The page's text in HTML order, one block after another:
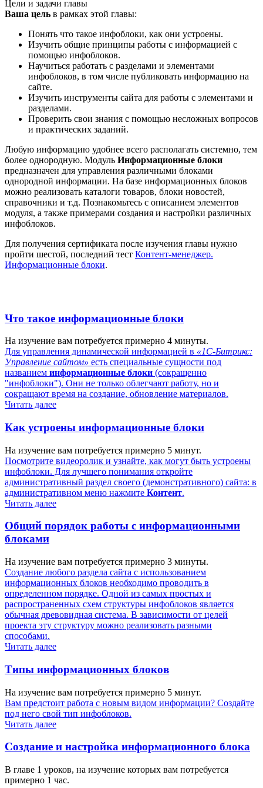
Цели и задачи главы
Ваша цель в рамках этой главы:
Понять что такое инфоблоки, как они устроены.
Изучить общие принципы работы с информацией с
помощью инфоблоков.
Научиться работать с разделами и элементами
инфоблоков, в том числе публиковать информацию на
сайте.
Изучить инструменты сайта для работы с элементами и
разделами.
Проверить свои знания с помощью несложных вопросов
и практических заданий.
Любую информацию удобнее всего располагать системно, тем
более однородную. Модуль Информационные блоки
предназначен для управления различными блоками
однородной информации. На базе информационных блоков
можно реализовать каталоги товаров, блоки новостей,
справочники и т.д. Познакомьтесь с описанием элементов
модуля, а также примерами создания и настройки различных
инфоблоков.
Для получения сертификата после изучения главы нужно
пройти шестой, последний тест Контент-менеджер.
Информационные блоки.
Что такое информационные блоки
На изучение вам потребуется примерно 4 минуты.
Для управления динамической информацией в «1С-Битрикс:
Управление сайтом» есть специальные сущности под
названием информационные блоки (сокращенно
"инфоблоки"). Они не только облегчают работу, но и
сокращают время на создание, обновление материалов.
Читать далее
Как устроены информационные блоки
На изучение вам потребуется примерно 5 минут.
Посмотрите видеоролик и узнайте, как могут быть устроены
инфоблоки. Для лучшего понимания откройте
административный раздел своего (демонстративного) сайта: в
административном меню нажмите Контент.
Читать далее
Общий порядок работы с информационными
блоками
На изучение вам потребуется примерно 3 минуты.
Создание любого раздела сайта с использованием
информационных блоков необходимо проводить в
определенном порядке. Одной из самых простых и
распространенных схем структуры инфоблоков является
обычная древовидная система. В зависимости от целей
проекта эту структуру можно реализовать разными
способами.
Читать далее
Типы информационных блоков
На изучение вам потребуется примерно 5 минут.
Вам предстоит работа с новым видом информации? Создайте
под него свой тип инфоблоков.
Читать далее
Создание и настройка информационного блока
В главе 1 уроков, на изучение которых вам потребуется
примерно 1 час.